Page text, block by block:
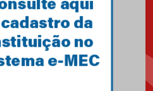
Primeiro culto do ano ressalta o
27.02.2026